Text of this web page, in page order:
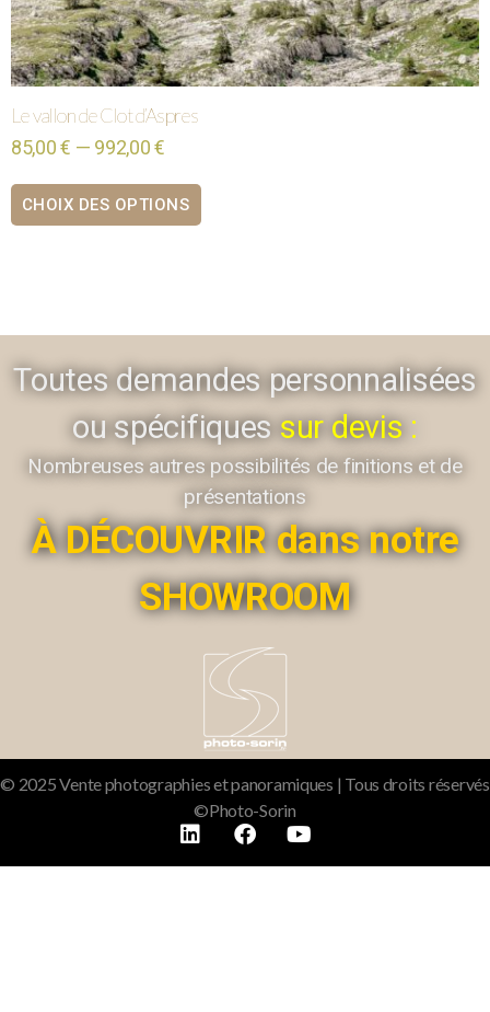
Le vallon de Clot d’Aspres
85,00 € — 992,00 €
CHOIX DES OPTIONS
Toutes demandes personnalisées
ou spécifiquessur devis :
Nombreuses autres possibilités de finitions et de
présentations
À DÉCOUVRIR dans notre
SHOWROOM
© 2025 Vente photographies et panoramiques | Tous droits réservés
©Photo-Sorin